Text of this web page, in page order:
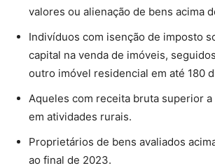
valores ou alienação de bens acima
Indivíduos com isenção de imposto
capital na venda de imóveis,
outro imóvel residencial em até 180
Aqueles com receita bruta superior a
em atividades rurais.
Proprietários de bens avaliados
ao final de 2023.